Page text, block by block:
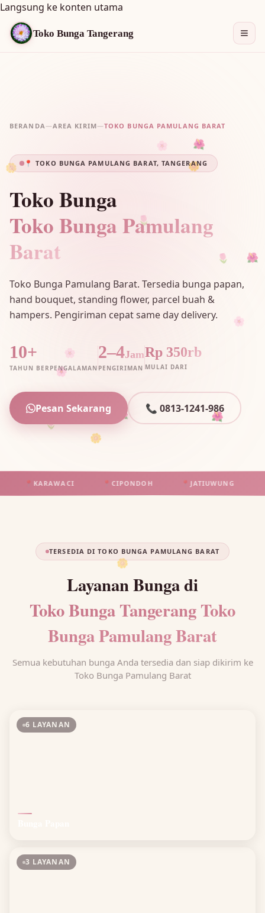
Langsung ke konten utama
Toko Bunga Tangerang
🌺
🌷
🌼
🌸
🌺
🌷
🌼
🌸
🌺
🌷
🌼
🌸
🌺
BERANDA—AREA KIRIM—TOKO BUNGA PAMULANG BARAT
📍 TOKO BUNGA PAMULANG BARAT, TANGERANG
Toko Bunga
Toko Bunga Pamulang
Barat
Toko Bunga Pamulang Barat. Tersedia bunga papan,
hand bouquet, standing flower, parcel buah &
hampers. Pengiriman cepat same day delivery.
10+
TAHUN BERPENGALAMAN
2–4Jam
PENGIRIMAN
Rp 350rb
MULAI DARI
Pesan Sekarang 📞 0813-1241-986
KARAWACI CIPONDOH JATIUWUNG
🌼
TERSEDIA DI TOKO BUNGA PAMULANG BARAT
Layanan Bunga di
Toko Bunga Tangerang Toko
Bunga Pamulang Barat
Semua kebutuhan bunga Anda tersedia dan siap dikirim ke
Toko Bunga Pamulang Barat
6 LAYANAN
3 LAYANAN